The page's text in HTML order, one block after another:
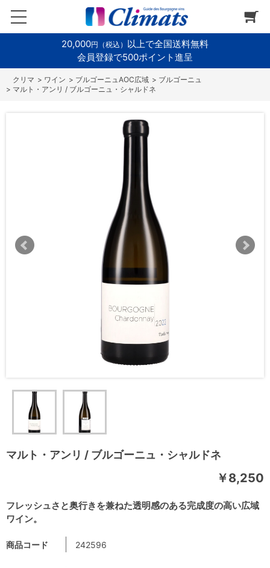
20,000円（税込） 以上で全国送料無料
会員登録で500ポイント進呈
> ワイン > ブルゴーニュAOC広域 > ブルゴーニュ
> マルト・アンリ / ブルゴーニュ・シャルドネ
マルト・アンリ / ブルゴーニュ・シャルドネ
フレッシュさと奥行きを兼ねた透明感のある完成度の高い広域
ワイン。
￥8,250
商品コード 242596